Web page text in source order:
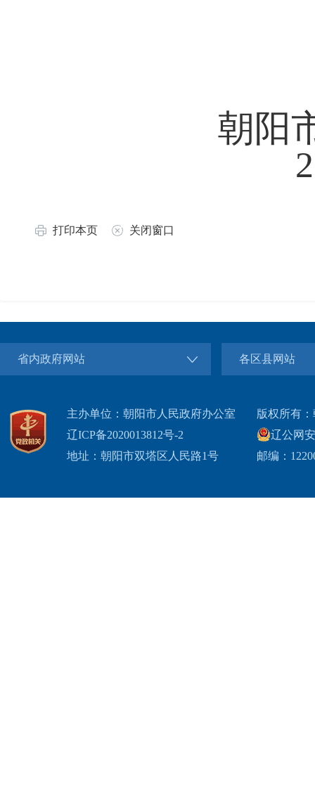
朝阳
2015年
打印本页 关闭窗口
省内政府网站 各区县网站
主办单位：朝阳市人民政府办公室
辽ICP备2020013812号-2
地址：朝阳市双塔区人民路1号
版权所有
辽公网
邮编：